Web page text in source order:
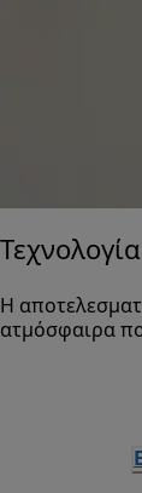
Η
ατμόσφαιρα